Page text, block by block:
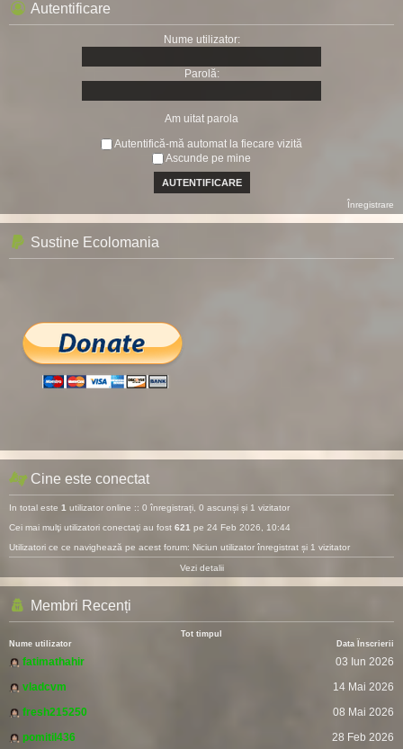
Autentificare
Nume utilizator:
Parolă:
Am uitat parola
Autentifică-mă automat la fiecare vizită
Ascunde pe mine
Înregistrare
Sustine Ecolomania
Cine este conectat
In total este 1 utilizator online :: 0 înregistrați, 0 ascunși și 1 vizitator
Cei mai mulţi utilizatori conectaţi au fost 621 pe 24 Feb 2026, 10:44
Utilizatori ce ce navighează pe acest forum: Niciun utilizator înregistrat și 1 vizitator
Vezi detalii
Membri Recenți
Tot timpul
Nume utilizator
Data Înscrierii
fatimathahir
03 Iun 2026
vladcvm
14 Mai 2026
fresh215250
08 Mai 2026
pomitil436
28 Feb 2026